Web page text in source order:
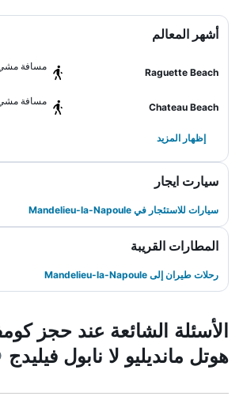
أشهر المعالم
Raguette Beach
مسافة مشي إلى 13
Chateau Beach
مسافة مشي إلى 16
إظهار المزيد
سيارت ايجار
سيارات للاستئجار في Mandelieu-la-Napoule
المطارات القريبة
رحلات طيران إلى Mandelieu-la-Napoule
الأسئلة الشائعة عند حجز
هوتل مانديليو لا نابول فيليدج